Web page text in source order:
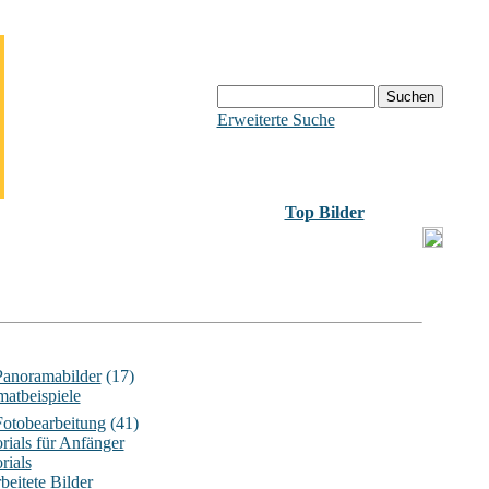
Erweiterte Suche
Top Bilder
(17)
(41)
für Anfänger
Bilder